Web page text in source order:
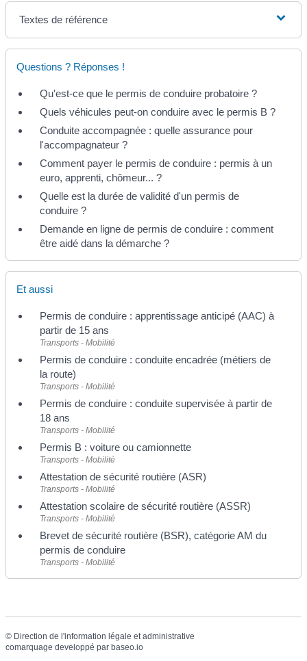
Textes de référence
Questions ? Réponses !
Qu'est-ce que le permis de conduire probatoire ?
Quels véhicules peut-on conduire avec le permis B ?
Conduite accompagnée : quelle assurance pour
l'accompagnateur ?
Comment payer le permis de conduire : permis à un
euro, apprenti, chômeur... ?
Quelle est la durée de validité d'un permis de
conduire ?
Demande en ligne de permis de conduire : comment
être aidé dans la démarche ?
Et aussi
Permis de conduire : apprentissage anticipé (AAC) à
partir de 15 ans
Transports - Mobilité
Permis de conduire : conduite encadrée (métiers de
la route)
Transports - Mobilité
Permis de conduire : conduite supervisée à partir de
18 ans
Transports - Mobilité
Permis B : voiture ou camionnette
Transports - Mobilité
Attestation de sécurité routière (ASR)
Transports - Mobilité
Attestation scolaire de sécurité routière (ASSR)
Transports - Mobilité
Brevet de sécurité routière (BSR), catégorie AM du
permis de conduire
Transports - Mobilité
© Direction de l'information légale et administrative
comarquage developpé par baseo.io